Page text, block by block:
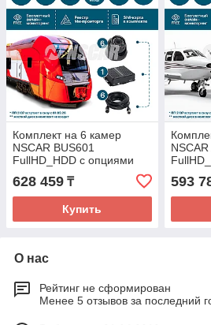
Комплект на 6 камер
NSCAR BUS601
FullHD_HDD с опциями
4G+GPS/Глонасс
628 459 ₸
Купить
593
О нас
Рейтинг не сформирован
Менее 5 отзывов за последний